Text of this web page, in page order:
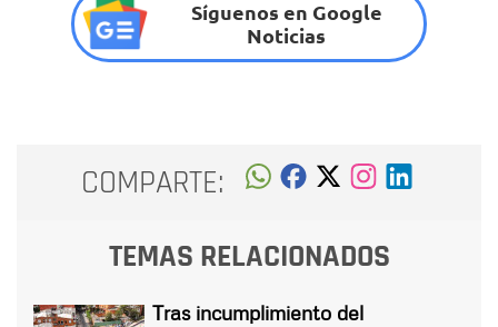
Síguenos en Google
Noticias
COMPARTE:
TEMAS RELACIONADOS
Tras incumplimiento del